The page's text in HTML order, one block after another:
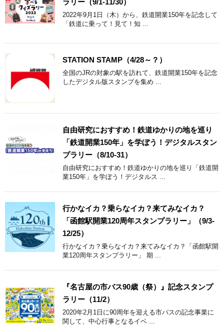
ラリー（9/1-11/30）
2022年9月1日（木）から、鉄道開業150年を記念して
「鉄道に乗って！見て！知 ...
STATION STAMP（4/28～？）
全国のJRの対象の駅を訪れて、鉄道開業150年を記念
したデジタル版スタンプを集め ...
自由研究におすすめ！鉄道ゆかりの地を巡り
「鉄道開業150年」を学ぼう！デジタルスタン
プラリー（8/10-31）
自由研究におすすめ！鉄道ゆかりの地を巡り「鉄道開
業150年」を学ぼう！デジタルス ...
行かなイカ？乗らなイカ？来てみなイカ？
「函館駅開業120周年スタンプラリー」（9/3-
12/25）
行かなイカ？乗らなイカ？来てみなイカ？「函館駅開
業120周年スタンプラリー」 期 ...
『名古屋の市バス90歳（祭）』記念スタンプ
ラリー（11/2）
2020年2月1日に90周年を迎える市バスの記念事業に
関して、中心行事となるイベ ...